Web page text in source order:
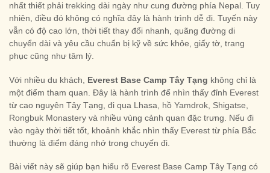
nhất thiết phải trekking dài ngày như cung đường phía Nepal. Tuy
nhiên, điều đó không có nghĩa đây là hành trình dễ đi. Tuyến này
vẫn có độ cao lớn, thời tiết thay đổi nhanh, quãng đường di
chuyển dài và yêu cầu chuẩn bị kỹ về sức khỏe, giấy tờ, trang
phục cũng như tâm lý.
Với nhiều du khách, Everest Base Camp Tây Tạng không chỉ là
một điểm tham quan. Đây là hành trình để nhìn thấy đỉnh Everest
từ cao nguyên Tây Tạng, đi qua Lhasa, hồ Yamdrok, Shigatse,
Rongbuk Monastery và nhiều vùng cảnh quan đặc trưng. Nếu đi
vào ngày thời tiết tốt, khoảnh khắc nhìn thấy Everest từ phía Bắc
thường là điểm đáng nhớ trong chuyến đi.
Bài viết này sẽ giúp bạn hiểu rõ Everest Base Camp Tây Tạng có